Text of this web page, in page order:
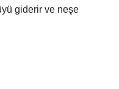
giderir ve neşe